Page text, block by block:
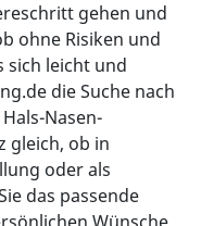
gehen und
ohne Risiken und
sich leicht und
die Suche nach
Nasen-
gleich, ob in
oder als
das passende